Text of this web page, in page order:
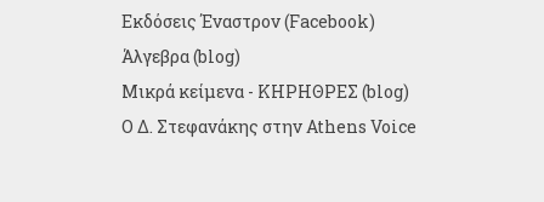
Εκδόσεις Έναστρον (Facebook)
Άλγεβρα (blog)
Μικρά κείμενα - ΚΗΡΗΘΡΕΣ (blog)
Ο Δ. Στεφανάκης στην Athens Voice